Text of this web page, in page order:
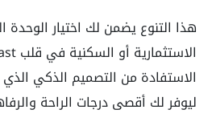
هذا التنوع يضمن لك اختيار
الاستفادة من التصميم الذكي
ليوفر لك أقصى درجات الراحة